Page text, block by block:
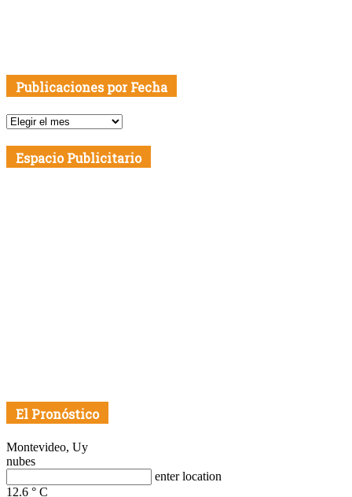
Publicaciones por Fecha
Publicaciones
Fecha
Espacio Publicitario
El Pronóstico
Montevideo, Uy
nubes
enter location
12.6 ° C